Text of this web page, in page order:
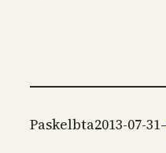
Paskelbta2013-07-31